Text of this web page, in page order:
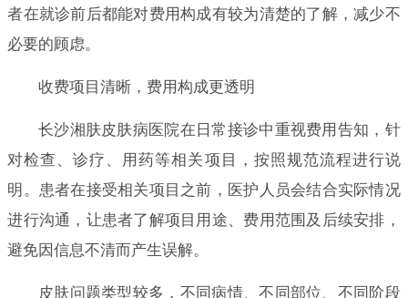
者在就诊前后都能对费用构成有较为清楚的了解，减少不
必要的顾虑。
收费项目清晰，费用构成更透明
长沙湘肤皮肤病医院在日常接诊中重视费用告知，针
对检查、诊疗、用药等相关项目，按照规范流程进行说
明。患者在接受相关项目之前，医护人员会结合实际情况
进行沟通，让患者了解项目用途、费用范围及后续安排，
避免因信息不清而产生误解。
皮肤问题类型较多，不同病情、不同部位、不同阶段